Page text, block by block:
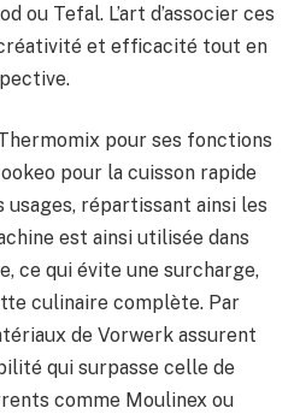
ou Tefal. L’art d’associer ces
et efficacité tout en
pour ses fonctions
pour la cuisson rapide
répartissant ainsi les
est ainsi utilisée dans
ce qui évite une surcharge,
culinaire complète. Par
de Vorwerk assurent
qui surpasse celle de
comme Moulinex ou